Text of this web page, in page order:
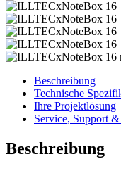
Beschreibung
Technische
Ihre Projektlösung
Service, Support
Beschreibung